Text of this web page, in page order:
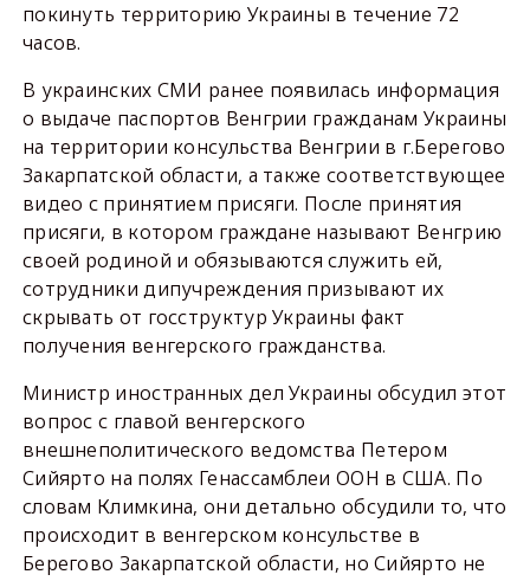
покинуть территорию Украины в течение 72
часов.
В украинских СМИ ранее появилась информация
о выдаче паспортов Венгрии гражданам Украины
на территории консульства Венгрии в г.Берегово
Закарпатской области, а также соответствующее
видео с принятием присяги. После принятия
присяги, в котором граждане называют Венгрию
своей родиной и обязываются служить ей,
сотрудники дипучреждения призывают их
скрывать от госструктур Украины факт
получения венгерского гражданства.
Министр иностранных дел Украины обсудил этот
вопрос с главой венгерского
внешнеполитического ведомства Петером
Сийярто на полях Генассамблеи ООН в США. По
словам Климкина, они детально обсудили то, что
происходит в венгерском консульстве в
Берегово Закарпатской области, но Сийярто не